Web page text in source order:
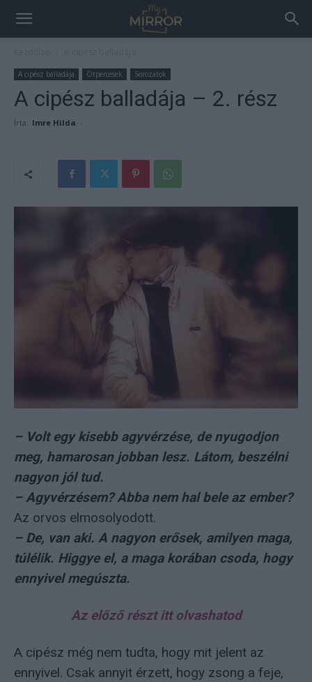
A cipész balladája Ötpercesek Sorozatok
A cipész balladája – 2. rész
Írta: Imre Hilda -
– Volt egy kisebb agyvérzése, de nyugodjon
meg, hamarosan jobban lesz. Látom, beszélni
nagyon jól tud.
– Agyvérzésem? Abba nem hal bele az ember?
Az orvos elmosolyodott.
– De, van aki. A nagyon erősek, amilyen maga,
túlélik. Higgye el, a maga korában csoda, hogy
ennyivel megúszta.
Az előző részt itt olvashatod
A cipész még nem tudta, hogy mit jelent az
ennyivel. Csak annyit érzett, hogy zsong a feje,